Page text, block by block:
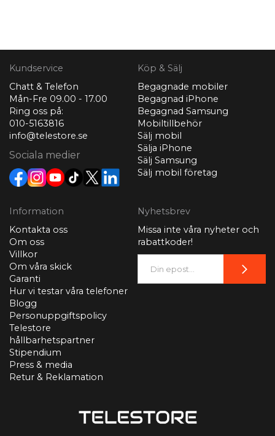
Kundservice
Chatt & Telefon
Mån-Fre 09.00 - 17.00
Ring oss på:
010-5163816
info@telestore.se
Sociala medier
Köp & Sälj
Begagnade mobiler
Begagnad iPhone
Begagnad Samsung
Mobiltillbehör
Sälj mobil
Sälja iPhone
Sälj Samsung
Sälj mobil företag
Information
Kontakta oss
Om oss
Villkor
Om våra skick
Garanti
Hur vi testar våra telefoner
Blogg
Personuppgiftspolicy
Telestore
hållbarhetspartner
Stipendium
Press & media
Retur & Reklamation
Nyhetsbrev
Missa inte våra nyheter och
rabattkoder!